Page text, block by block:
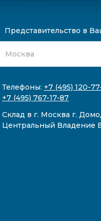
Представительство в
Телефоны: +7 (495) 120-
+7 (495) 767-17-87
Склад в г. Москва г.
Центральный Владение